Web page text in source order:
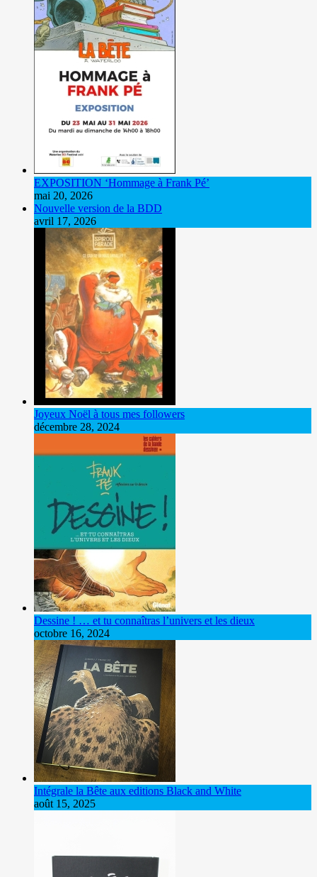
EXPOSITION ‘Hommage à Frank Pé’
mai 20, 2026
Nouvelle version de la BDD
avril 17, 2026
Joyeux Noël à tous mes followers
décembre 28, 2024
Dessine ! … et tu connaîtras l’univers et les dieux
octobre 16, 2024
Intégrale la Bête aux editions Black and White
août 15, 2025